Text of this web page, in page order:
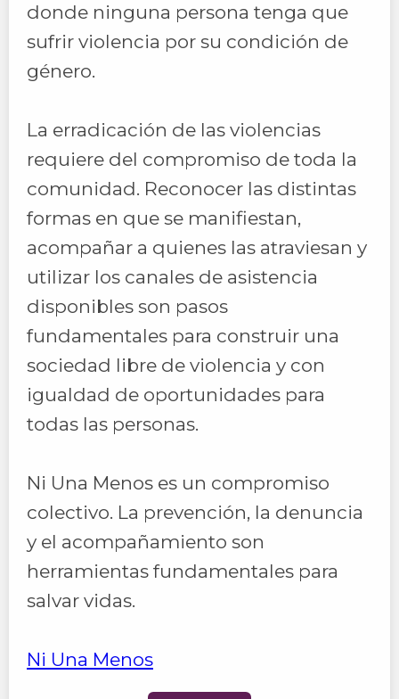
donde ninguna persona tenga que
sufrir violencia por su condición de
género.
La erradicación de las violencias
requiere del compromiso de toda la
comunidad. Reconocer las distintas
formas en que se manifiestan,
acompañar a quienes las atraviesan y
utilizar los canales de asistencia
disponibles son pasos
fundamentales para construir una
sociedad libre de violencia y con
igualdad de oportunidades para
todas las personas.
Ni Una Menos es un compromiso
colectivo. La prevención, la denuncia
y el acompañamiento son
herramientas fundamentales para
salvar vidas.
Ni Una Menos